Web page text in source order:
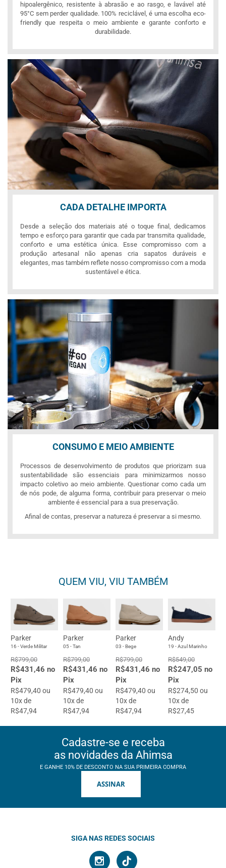
hipoalergênico, resistente à abrasão e ao rasgo, e lavável até
95°C sem perder qualidade. 100% reciclável, é uma escolha eco-
friendly que respeita o meio ambiente e garante conforto e
durabilidade.
CADA DETALHE IMPORTA
Desde a seleção dos materiais até o toque final, dedicamos
tempo e esforço para garantir que cada par transmita qualidade,
conforto e uma estética única. Esse compromisso com a
produção artesanal não apenas cria sapatos duráveis e
elegantes, mas também reflete nosso compromisso com a moda
sustentável e ética.
CONSUMO E MEIO AMBIENTE
Processos de desenvolvimento de produtos que priorizam sua
sustentabilidade são essenciais para minimizarmos nosso
impacto coletivo ao meio ambiente. Questionar como cada um
de nós pode, de alguma forma, contribuir para preservar o meio
ambiente é essencial para a sua preservação.
Afinal de contas, preservar a natureza é preservar a si mesmo.
QUEM VIU, VIU TAMBÉM
Parker
16 - Verde Militar
R$799,00
R$431,46 no
Pix
R$479,40 ou
10x de
R$47,94
Parker
05 - Tan
R$799,00
R$431,46 no
Pix
R$479,40 ou
10x de
R$47,94
Parker
03 - Bege
R$799,00
R$431,46 no
Pix
R$479,40 ou
10x de
R$47,94
Andy
19 - Azul Marinho
R$549,00
R$247,05 no
Pix
R$274,50 ou
10x de
R$27,45
Cadastre-se e receba
as novidades da Ahimsa
E GANHE 10% DE DESCONTO NA SUA PRIMEIRA COMPRA
ASSINAR
SIGA NAS REDES SOCIAIS